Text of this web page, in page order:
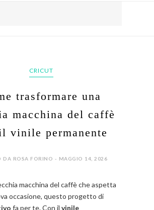
CRICUT
trasformare una
macchina del caffè
vinile permanente
DA ROSA FORINO - MAGGIO 14, 2026
macchina del caffè che aspetta
occasione, questo progetto di
fa per te. Con il vinile